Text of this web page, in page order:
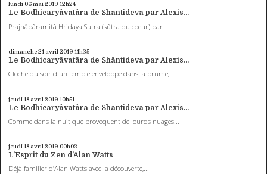
lundi 06mai 2019 12h24
Le Bodhicaryâvatâra de Shantideva par Alexis...
Prajnâpâramitâ Hridaya Sutra (sûtra du coeur) par...
dimanche 21 avril 2019 11h35
Le Bodhicaryâvatâra de Shântideva par Alexis...
Cloche du soir d'un temple enveloppé dans la brume,...
jeudi 18 avril 2019 10h51
Le Bodhicaryâvatâra de Shantideva par Alexis...
Comme dans la nuit que provoquent de lourds nuages...
jeudi 18 avril 2019 00h02
L'Esprit du Zen d'Alan Watts
Déjà familier d’Alan Watts avec la découverte,...